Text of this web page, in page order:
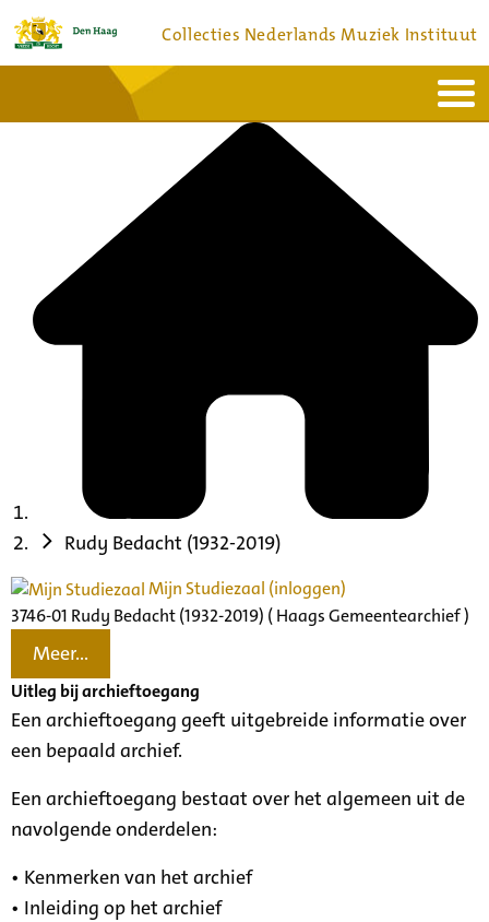
Collecties Nederlands Muziek Instituut
Bronnen en collecties
Rudy Bedacht (1932-2019)
Mijn Studiezaal (inloggen)
3746-01 Rudy Bedacht (1932-2019) ( Haags Gemeentearchief )
Meer...
Uitleg bij archieftoegang
Een archieftoegang geeft uitgebreide informatie over
een bepaald archief.
Een archieftoegang bestaat over het algemeen uit de
navolgende onderdelen:
• Kenmerken van het archief
• Inleiding op het archief